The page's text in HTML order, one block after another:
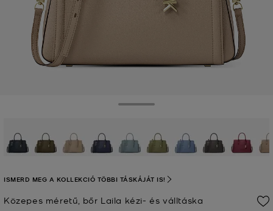
Közepes méretű, bőr Laila kézi- és válltáska
ISMERD MEG A KOLLEKCIÓ TÖBBI TÁSKÁJÁT IS!